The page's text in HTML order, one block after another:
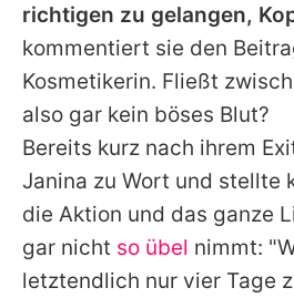
richtigen zu gelangen,
kommentiert sie den
Kosmetikerin. Fließt
also gar kein böses Blut?
Bereits kurz nach ihrem
Janina zu Wort und stellte
die Aktion und das ganze
gar nicht so übel nimmt:
letztendlich nur vier Tage